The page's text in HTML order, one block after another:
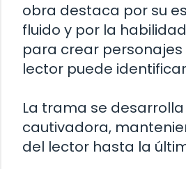
obra destaca por su
fluido y por la
para crear personajes
lector puede
La trama se
cautivadora,
del lector hasta la